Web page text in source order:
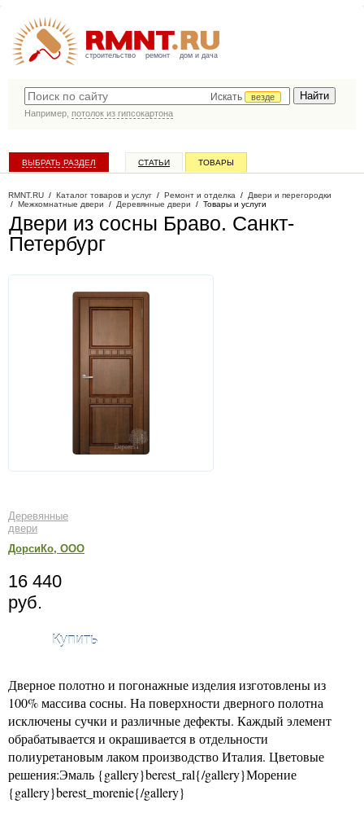
строительство ремонт дом и дача
Искать
везде
Например, потолок из гипсокартона
ВЫБРАТЬ РАЗДЕЛ СТАТЬИ ТОВАРЫ
RMNT.RU / Каталог товаров и услуг / Ремонт и отделка / Двери и перегородки
/ Межкомнатные двери / Деревянные двери / Товары и услуги
Двери из сосны Браво. Санкт-
Петербург
Деревянные
двери
ДорсиКо, ООО
16 440
руб.
Купить
Дверное полотно и погонажные изделия изготовлены из
100% массива сосны. На поверхности дверного полотна
исключены сучки и различные дефекты. Каждый элемент
обрабатывается и окрашивается в отдельности
полиуретановым лаком производство Италия. Цветовые
решения:Эмаль {gallery}berest_ral{/gallery}Морение
{gallery}berest_morenie{/gallery}